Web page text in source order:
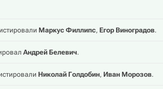
Маркус Филлипс, Егор Виноградов.
Андрей Белевич.
Николай Голдобин, Иван Морозов.